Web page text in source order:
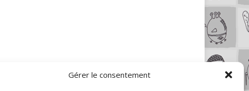
Gérer le consentement